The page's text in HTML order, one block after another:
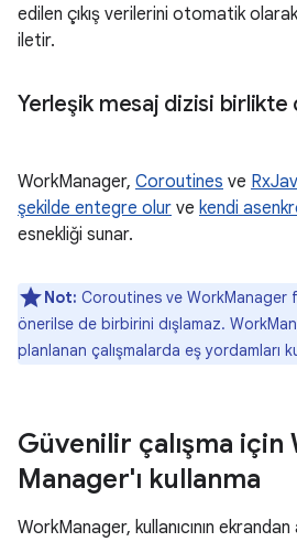
edilen çıkış verilerini otomatik
iletir.
Yerleşik mesaj dizisi birlikte
WorkManager, Coroutines ve
şekilde entegre olur ve kendi
esnekliği sunar.
Not: Coroutines ve WorkManager
önerilse de birbirini dışlamaz.
planlanan çalışmalarda eş yordamları
Güvenilir çalışma için
Manager'ı kullanma
WorkManager, kullanıcının ekrandan